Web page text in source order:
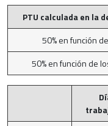
PTU calculada en la
50% en función
50% en función de